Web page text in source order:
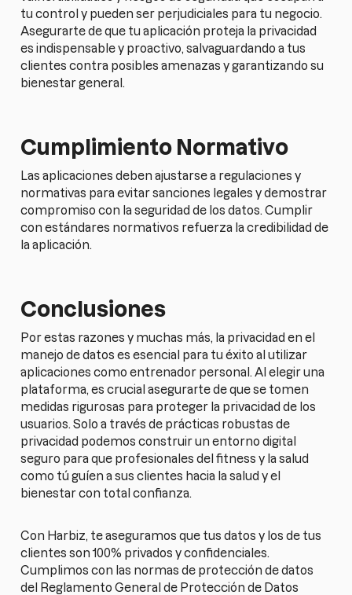
tu control y pueden ser perjudiciales para tu negocio.
Asegurarte de que tu aplicación proteja la privacidad
es indispensable y proactivo, salvaguardando a tus
clientes contra posibles amenazas y garantizando su
bienestar general.
Cumplimiento Normativo
Las aplicaciones deben ajustarse a regulaciones y
normativas para evitar sanciones legales y demostrar
compromiso con la seguridad de los datos. Cumplir
con estándares normativos refuerza la credibilidad de
la aplicación.
Conclusiones
Por estas razones y muchas más, la privacidad en el
manejo de datos es esencial para tu éxito al utilizar
aplicaciones como entrenador personal. Al elegir una
plataforma, es crucial asegurarte de que se tomen
medidas rigurosas para proteger la privacidad de los
usuarios. Solo a través de prácticas robustas de
privacidad podemos construir un entorno digital
seguro para que profesionales del fitness y la salud
como tú guíen a sus clientes hacia la salud y el
bienestar con total confianza.
Con Harbiz, te aseguramos que tus datos y los de tus
clientes son 100% privados y confidenciales.
Cumplimos con las normas de protección de datos
del Reglamento General de Protección de Datos